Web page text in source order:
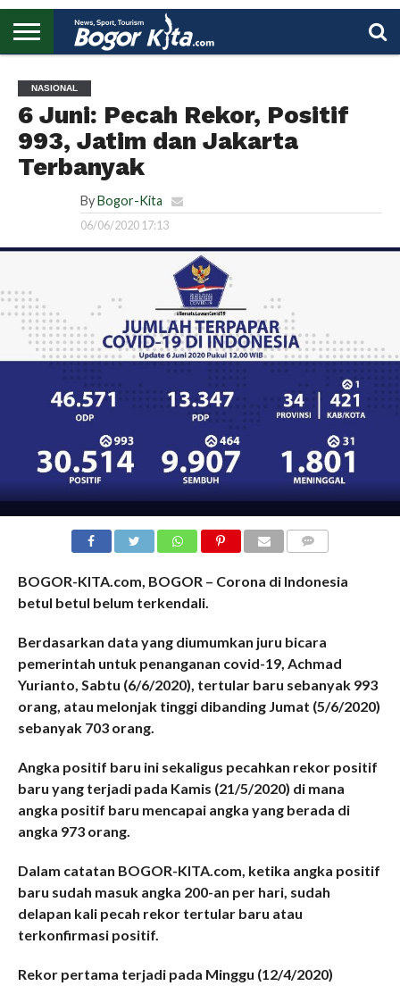
UTAMA
NASIONAL
6 Juni: Pecah Rekor, Positif
993, Jatim dan Jakarta
Terbanyak
By Bogor-Kita
06/06/2020 17:13
BOGOR-KITA.com, BOGOR – Corona di Indonesia
betul betul belum terkendali.
Berdasarkan data yang diumumkan juru bicara
pemerintah untuk penanganan covid-19, Achmad
Yurianto, Sabtu (6/6/2020), tertular baru sebanyak 993
orang, atau melonjak tinggi dibanding Jumat (5/6/2020)
sebanyak 703 orang.
Angka positif baru ini sekaligus pecahkan rekor positif
baru yang terjadi pada Kamis (21/5/2020) di mana
angka positif baru mencapai angka yang berada di
angka 973 orang.
Dalam catatan BOGOR-KITA.com, ketika angka positif
baru sudah masuk angka 200-an per hari, sudah
delapan kali pecah rekor tertular baru atau
terkonfirmasi positif.
Rekor pertama terjadi pada Minggu (12/4/2020)